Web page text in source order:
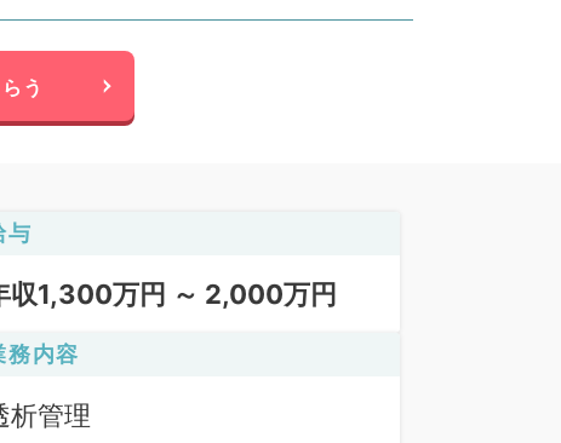
う
与
収1,300万円 ～ 2,000万円
務内容
析管理